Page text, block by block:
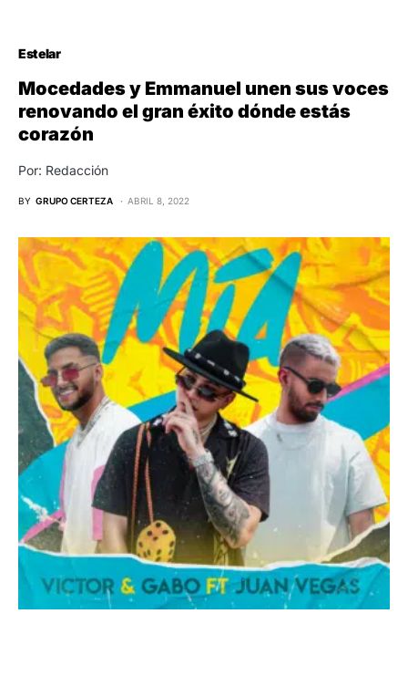
Estelar
Mocedades y Emmanuel unen sus voces
renovando el gran éxito dónde estás
corazón
Por: Redacción
BY GRUPO CERTEZA ABRIL 8, 2022